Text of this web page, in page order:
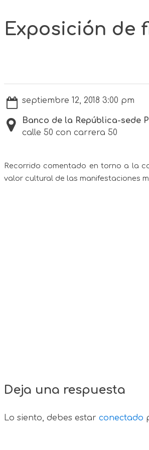
Exposición de
septiembre 12, 2018 3:00 pm
Banco de la República-sede
calle 50 con carrera 50
Recorrido comentado en torno a la
valor cultural de las manifestaciones
Deja una respuesta
Lo siento, debes estar conectado